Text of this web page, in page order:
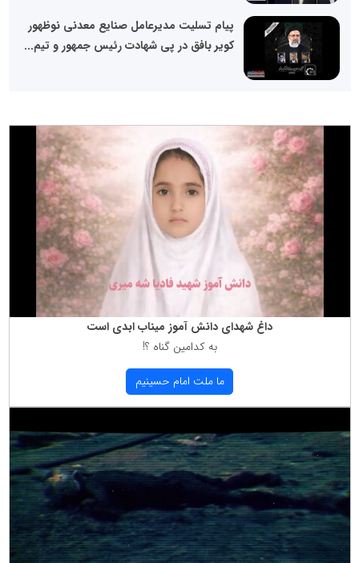
پیام تسلیت مدیرعامل صنایع معدنی نوظهور
کویر بافق در پی شهادت رئیس جمهور و تیم...
داغ شهدای دانش آموز میناب ابدی است
به كدامین گناه ؟!
ما ملت امام حسینیم